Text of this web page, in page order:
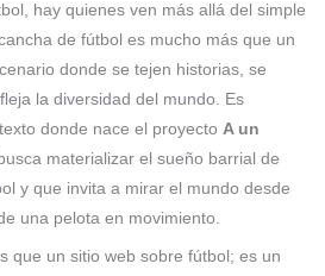
hay quienes ven más allá del simple
de fútbol es mucho más que un
donde se tejen historias, se
la diversidad del mundo. Es
donde nace el proyecto A un
materializar el sueño barrial de
y que invita a mirar el mundo desde
una pelota en movimiento.
que un sitio web sobre fútbol; es un